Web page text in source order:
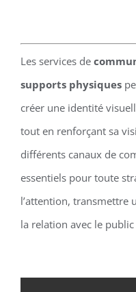
Les services de
supports physiques
créer une identité
tout en renforçant sa
différents canaux de
essentiels pour toute
l’attention, transmettre
la relation avec le public